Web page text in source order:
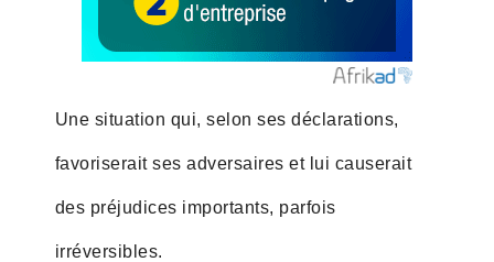
Une situation qui, selon ses déclarations,
favoriserait ses adversaires et lui causerait
des préjudices importants, parfois
irréversibles.